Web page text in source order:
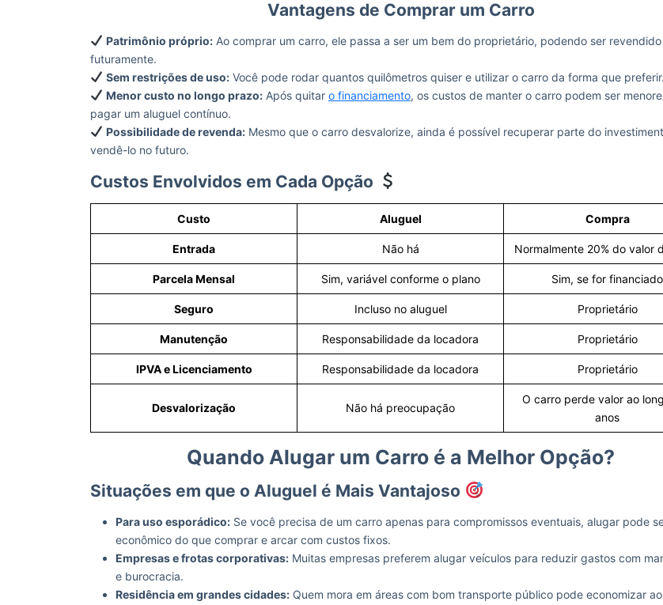
Vantagens de Comprar um Carro
Patrimônio próprio:Ao comprar um carro, ele passa a ser um bem do proprietário, podendo ser revendido
futuramente.
Sem restrições de uso:Você pode rodar quantos quilômetros quiser e utilizar o carro da forma que preferir.
Menor custo no longo prazo:Após quitar o financiamento, os custos de manter o carro podem ser
pagar um aluguel contínuo.
Possibilidade de revenda:Mesmo que o carro desvalorize, ainda é possível recuperar parte do
vendê-lo no futuro.
Custos Envolvidos em Cada Opção
Custo Aluguel Compra
Entrada Não há Normalmente 20% do valor
Parcela Mensal Sim, variável conforme o plano Sim, se for financiado
Seguro Incluso no aluguel Proprietário
Manutenção Responsabilidade da locadora Proprietário
IPVA e Licenciamento Responsabilidade da locadora Proprietário
Desvalorização Não há preocupação
O carro perde valor ao
anos
Quando Alugar um Carro é a Melhor Opção?
Situações em que o Aluguel é Mais Vantajoso
Para uso esporádico: Se você precisa de um carro apenas para compromissos eventuais, alugar pode
econômico do que comprar e arcar com custos fixos.
Empresas e frotas corporativas: Muitas empresas preferem alugar veículos para reduzir gastos com
e burocracia.
Residência em grandes cidades: Quem mora em áreas com bom transporte público pode economizar